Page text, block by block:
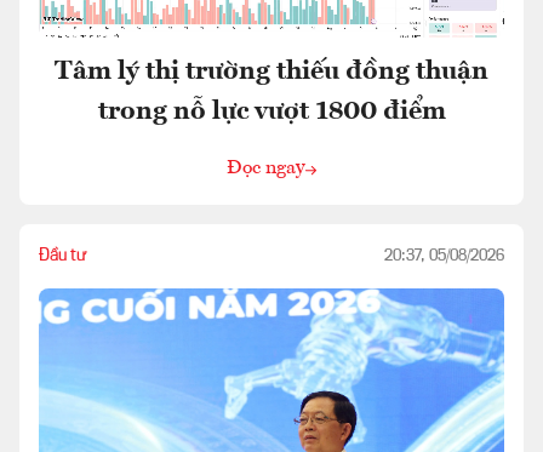
Tâm lý thị trường thiếu đồng thuận
trong nỗ lực vượt 1800 điểm
Đọc ngay
Đầu tư 20:37, 05/08/2026